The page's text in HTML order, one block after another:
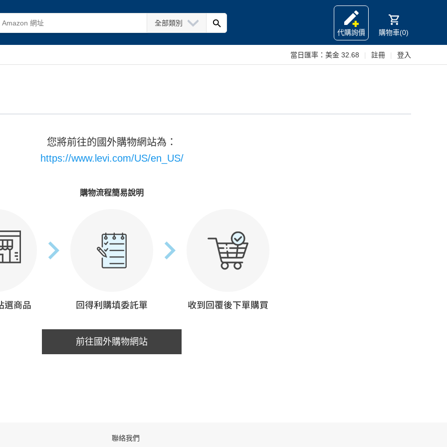
全部類別
代購詢價
購物車(0)
當日匯率： 美金 32.68 註冊 登入
您將前往的國外購物網站為：
https://www.levi.com/US/en_US/
購物流程簡易說明
前往國外購物網站
聯絡我們